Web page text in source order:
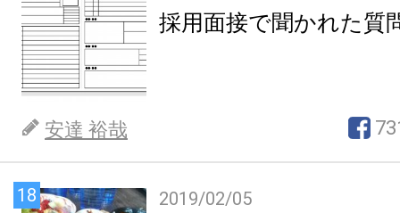
採用面接で聞かれた質
安達 裕哉
18 2019/02/05